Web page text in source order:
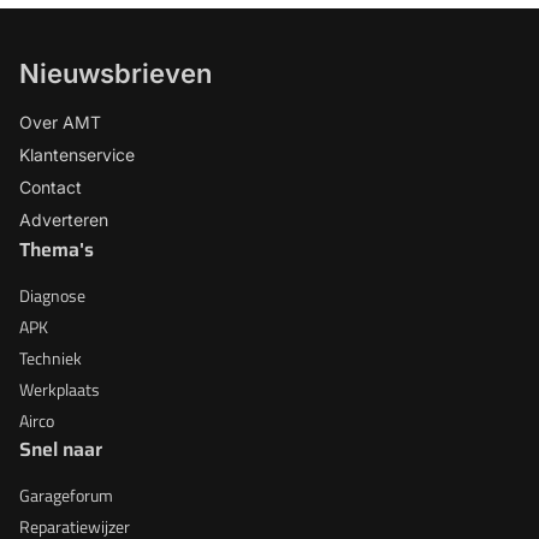
Nieuwsbrieven
Over AMT
Klantenservice
Contact
Adverteren
Thema's
Diagnose
APK
Techniek
Werkplaats
Airco
Snel naar
Garageforum
Reparatiewijzer